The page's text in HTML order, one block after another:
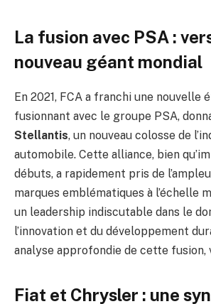
La fusion avec PSA :
nouveau géant mondial
En 2021, FCA a franchi une nouvelle
fusionnant avec le groupe PSA,
Stellantis, un nouveau colosse de
automobile. Cette alliance, bien
débuts, a rapidement pris de
marques emblématiques à l’échelle
un leadership indiscutable dans le
l’innovation et du développement
analyse approfondie de cette fusion,
Fiat et Chrysler : une